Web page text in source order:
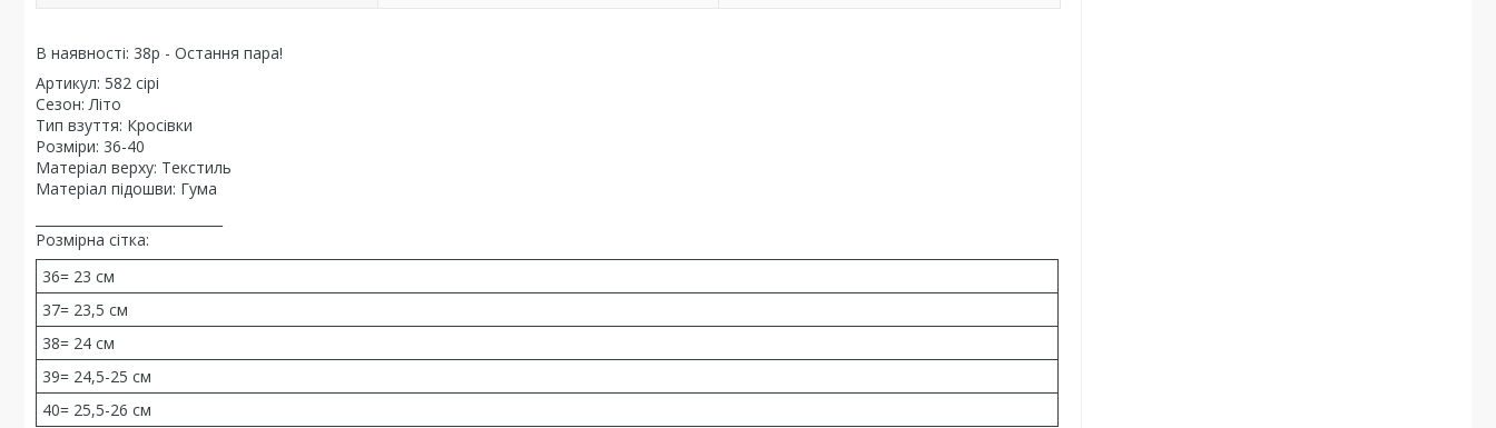
В наявності: 38р - Остання пара!
Артикул: 582 сірі
Сезон: Літо
Тип взуття: Кросівки
Розміри: 36-40
Матеріал верху: Текстиль
Матеріал підошви: Гума
Розмірна сітка:
36= 23 см
37= 23,5 см
38= 24 см
39= 24,5-25 см
40= 25,5-26 см